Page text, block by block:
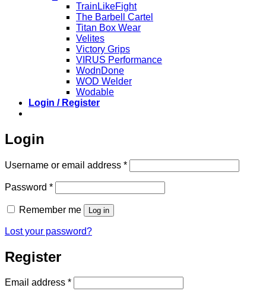
TrainLikeFight
The Barbell Cartel
Titan Box Wear
Velites
Victory Grips
VIRUS Performance
WodnDone
WOD Welder
Wodable
Login / Register
Login
Username or email address *Required
Password *Required
Remember me Log in
Lost your password?
Register
Email address *Required